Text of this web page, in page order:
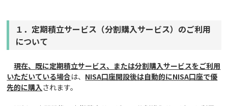
１．定期積立サービス（分割購入サービス）のご利用
について
現在、既に定期積立サービス、または分割購入サービスをご利用
いただいている場合は、 NISA口座開設後は自動的にNISA口座で優
先的に購入 されます。